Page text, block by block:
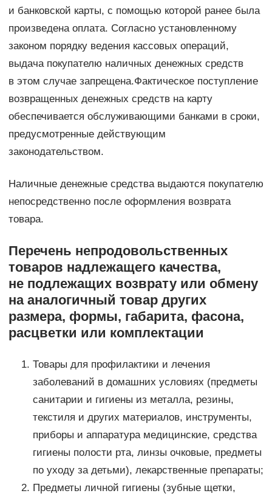
и банковской карты, с помощью которой ранее была
произведена оплата. Согласно установленному
законом порядку ведения кассовых операций,
выдача покупателю наличных денежных средств
в этом случае запрещена.Фактическое поступление
возвращенных денежных средств на карту
обеспечивается обслуживающими банками в сроки,
предусмотренные действующим
законодательством.
Наличные денежные средства выдаются покупателю
непосредственно после оформления возврата
товара.
Перечень непродовольственных
товаров надлежащего качества,
не подлежащих возврату или обмену
на аналогичный товар других
размера, формы, габарита, фасона,
расцветки или комплектации
Товары для профилактики и лечения
заболеваний в домашних условиях (предметы
санитарии и гигиены из металла, резины,
текстиля и других материалов, инструменты,
приборы и аппаратура медицинские, средства
гигиены полости рта, линзы очковые, предметы
по уходу за детьми), лекарственные препараты;
Предметы личной гигиены (зубные щетки,